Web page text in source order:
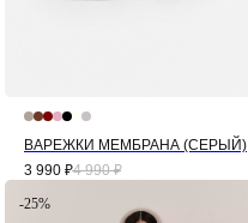
ВАРЕЖКИ МЕМБРАНА (СЕРЫЙ)
3 990 ₽4 990 ₽
-25%